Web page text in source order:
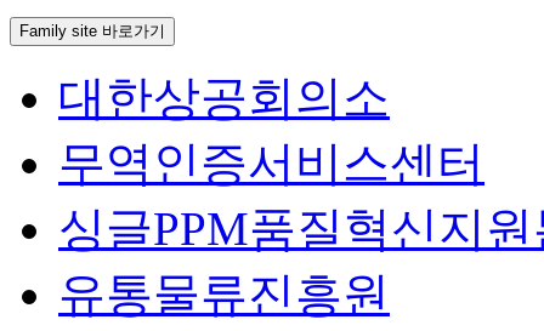
Family site 바로가기
대한상공회의소
무역인증서비스센터
싱글PPM품질혁신지
유통물류진흥원